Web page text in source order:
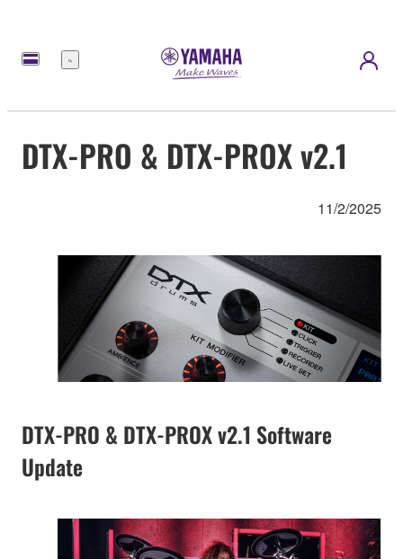
Menú
DTX-PRO & DTX-PROX v2.1
11/2/2025
DTX-PRO & DTX-PROX v2.1 Software
Update